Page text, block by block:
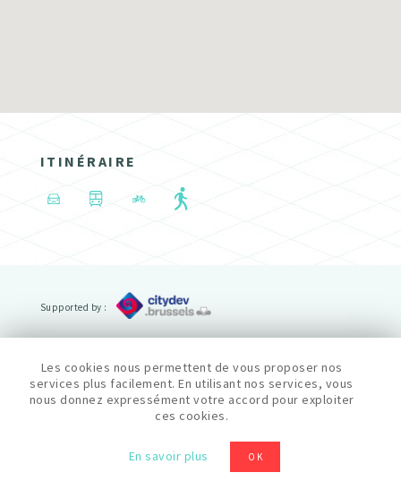
ITINÉRAIRE
Supported by :
cityfab1 est membre du reseau Fablab :
Les cookies nous permettent de vous proposer nos
services plus facilement. En utilisant nos services, vous
nous donnez expressément votre accord pour exploiter
ces cookies.
En savoir plus OK